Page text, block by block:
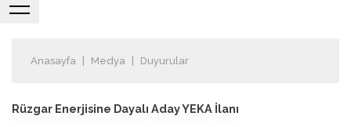
Anasayfa Medya Duyurular
Rüzgar Enerjisine Dayalı Aday YEKA İlanı